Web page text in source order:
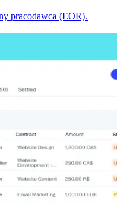
pracodawca (EOR).​​